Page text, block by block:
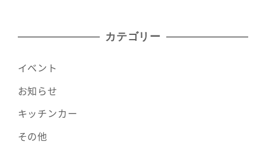
カテゴリー
イベント
お知らせ
キッチンカー
その他